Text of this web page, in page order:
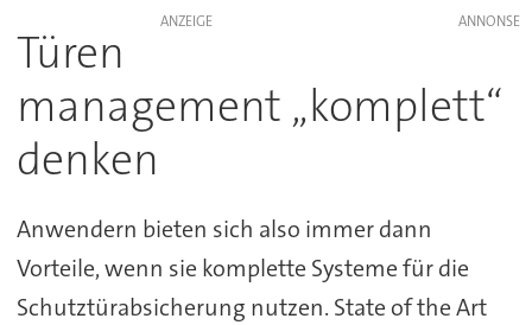
ANZEIGE
Türen
management „komplett“
denken
Anwendern bieten sich also immer dann
Vorteile, wenn sie komplette Systeme für die
Schutztürabsicherung nutzen. State of the Art